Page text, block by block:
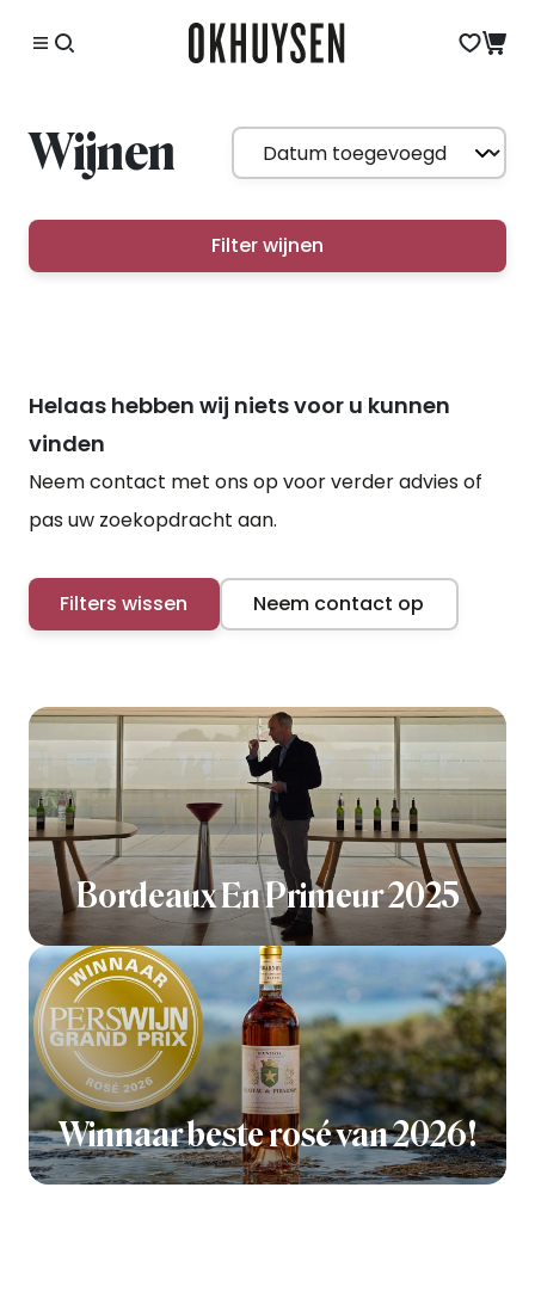
Wijnen
Filter wijnen
Helaas hebben wij niets voor u kunnen
vinden
Neem contact met ons op voor verder advies of
pas uw zoekopdracht aan.
Filters wissen Neem contact op
Bordeaux En Primeur 2025
Winnaar beste rosé van 2026!